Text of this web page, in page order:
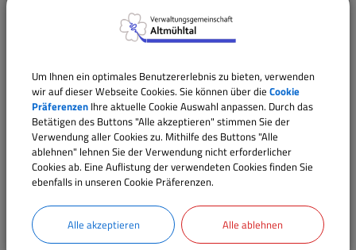
Überarbeitung der Dateien mit speziellen
Programmen muss gelernt sein - zumal eine
Barrierefreiheit führt. Zudem werden auch PDF-
Dokumente von Dritten übermittelt. Diese können
zwar beschreibbar gemacht und vereinfacht werden,
allerdings können diese nicht vollständig barrierefrei
überarbeitet werden. Die Mitarbeiterkapazität der
Gemeinde, kann ein solch umfangreiches
Unterfangen derzeit nicht nicht dauerhaft in Ihren
Prozessen etablieren. Deshalb sind unsere Mitarbeiter
Um Ihnen ein optimales Benutzererlebnis zu bieten, verwenden
wir auf dieser Webseite Cookies. Sie können über die Cookie
Präferenzen Ihre aktuelle Cookie Auswahl anpassen. Durch das
Betätigen des Buttons "Alle akzeptieren" stimmen Sie der
Verwendung aller Cookies zu. Mithilfe des Buttons "Alle
ablehnen" lehnen Sie der Verwendung nicht erforderlicher
Cookies ab. Eine Auflistung der verwendeten Cookies finden Sie
ebenfalls in unseren Cookie Präferenzen.
Alle akzeptieren Alle ablehnen